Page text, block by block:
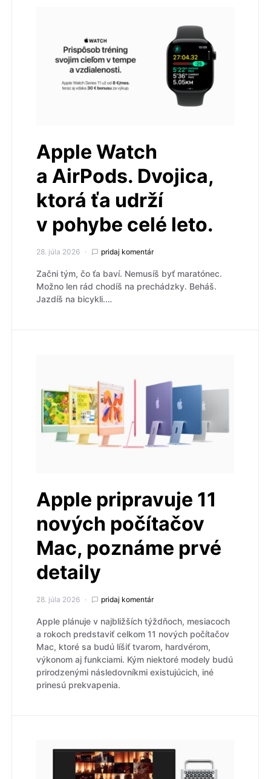
Apple Watch
a AirPods. Dvojica,
ktorá ťa udrží
v pohybe celé leto.
28. júla 2026 pridaj komentár
Začni tým, čo ťa baví. Nemusíš byť maratónec.
Možno len rád chodíš na prechádzky. Beháš.
Jazdíš na bicykli.…
Apple pripravuje 11
nových počítačov
Mac, poznáme prvé
detaily
28. júla 2026 pridaj komentár
Apple plánuje v najbližších týždňoch, mesiacoch
a rokoch predstaviť celkom 11 nových počítačov
Mac, ktoré sa budú líšiť tvarom, hardvérom,
výkonom aj funkciami. Kým niektoré modely budú
prirodzenými následovníkmi existujúcich, iné
prinesú prekvapenia.